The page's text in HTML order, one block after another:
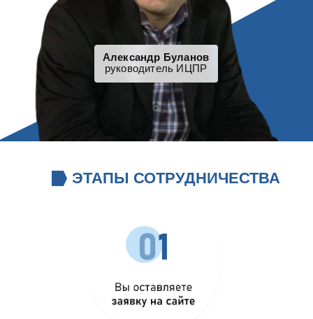
Александр Буланов
руководитель ИЦПР
ЭТАПЫ СОТРУДНИЧЕСТВА